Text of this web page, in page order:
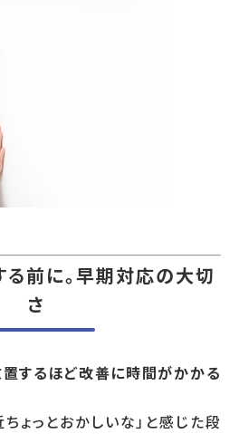
前に。早期対応の大切
さ
するほど改善に時間がかかる
ちょっとおかしいな」と感じた段